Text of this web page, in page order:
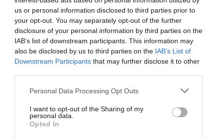
us or personal information disclosed to third parties prior to
your opt-out. You may separately opt-out of the further
disclosure of your personal information by third parties on the
IAB’s list of downstream participants. This information may
also be disclosed by us to third parties on the IAB’s List of
Downstream Participants that may further disclose it to other
Personal Data Processing Opt Outs
I want to opt-out of the Sharing of my
personal data.
Opted In